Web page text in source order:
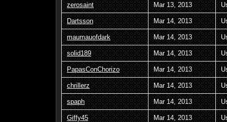
zerosaint Mar 13, 2013
Dartsson Mar 14, 2013
maumauofdark Mar 14, 2013
solid189 Mar 14, 2013
PapasConChorizo Mar 14, 2013
chrillerz Mar 14, 2013
spaph Mar 14, 2013
Giffy45 Mar 14, 2013